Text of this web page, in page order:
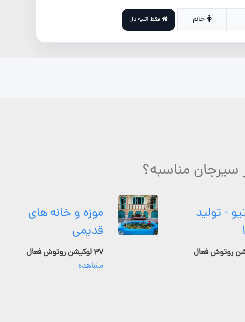
خانم فقط آتلیه دار
مناسبه؟
- تولید
موزه و خانه های
قدیمی
۳۷ لوکیشن روتوش فعال
مشاهده